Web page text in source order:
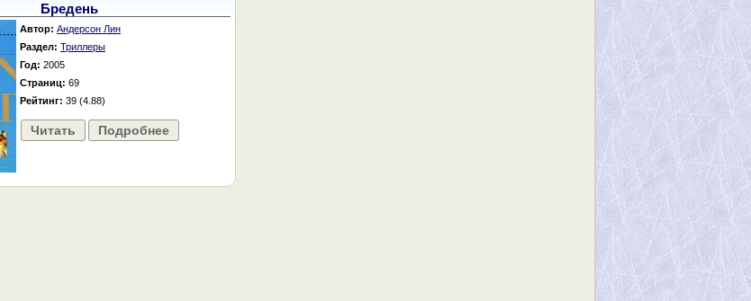
Бредень
Автор: Андерсон Лин
Раздел: Триллеры
Год: 2005
Страниц: 69
Рейтинг: 39 (4.88)
Читать Подробнее